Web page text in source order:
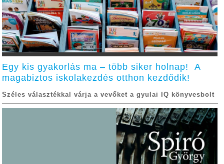
Egy kis gyakorlás ma – több siker holnap! A
magabiztos iskolakezdés otthon kezdődik!
Széles választékkal várja a vevőket a gyulai IQ könyvesbolt